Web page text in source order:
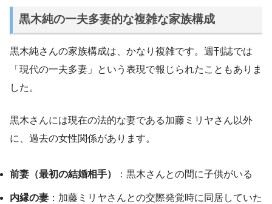
黒木純の一夫多妻的な複雑な家族構成
黒木純さんの家族構成は、かなり複雑です。週刊誌では
「現代の一夫多妻」という表現で報じられたこともありま
した。
黒木さんには現在の法的な妻である加藤ミリヤさん以外
に、過去の女性関係があります。
前妻（最初の結婚相手） ：黒木さんとの間に子供がいる
内縁の妻 ：加藤ミリヤさんとの交際発覚時に同居していた